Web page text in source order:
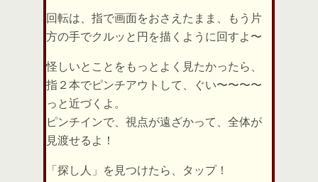
回転は、指で画面をおさえたまま、もう片
方の手でクルッと円を描くように回すよ〜
怪しいとことをもっとよく見たかったら、
指２本でピンチアウトして、ぐい〜〜〜〜
っと近づくよ。
ピンチインで、視点が遠ざかって、全体が
見渡せるよ！
「探し人」を見つけたら、タップ！